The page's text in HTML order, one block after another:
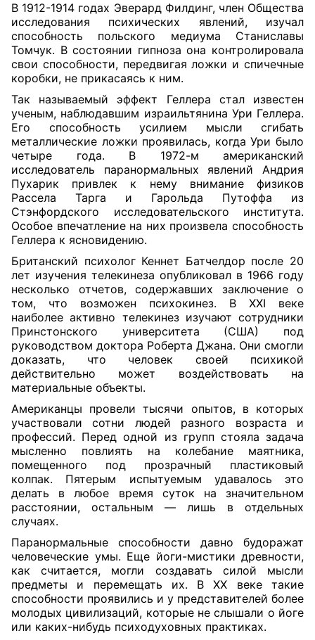
В 1912-1914 годах Эверард Филдинг, член Общества
исследования психических явлений, изучал
способность польского медиума Станиславы
Томчук. В состоянии гипноза она контролировала
свои способности, передвигая ложки и спичечные
коробки, не прикасаясь к ним.
Так называемый эффект Геллера стал известен
ученым, наблюдавшим израильтянина Ури Геллера.
Его способность усилием мысли сгибать
металлические ложки проявилась, когда Ури было
четыре года. В 1972-м американский
исследователь паранормальных явлений Андрия
Пухарик привлек к нему внимание физиков
Рассела Тарга и Гарольда Путоффа из
Стэнфордского исследовательского института.
Особое впечатление на них произвела способность
Геллера к ясновидению.
Британский психолог Кеннет Батчелдор после 20
лет изучения телекинеза опубликовал в 1966 году
несколько отчетов, содержавших заключение о
том, что возможен психокинез. В XXI веке
наиболее активно телекинез изучают сотрудники
Принстонского университета (США) под
руководством доктора Роберта Джана. Они смогли
доказать, что человек своей психикой
действительно может воздействовать на
материальные объекты.
Американцы провели тысячи опытов, в которых
участвовали сотни людей разного возраста и
профессий. Перед одной из групп стояла задача
мысленно повлиять на колебание маятника,
помещенного под прозрачный пластиковый
колпак. Пятерым испытуемым удавалось это
делать в любое время суток на значительном
расстоянии, остальным — лишь в отдельных
случаях.
Паранормальные способности давно будоражат
человеческие умы. Еще йоги-мистики древности,
как считается, могли создавать силой мысли
предметы и перемещать их. В ХХ веке такие
способности проявились и у представителей более
молодых цивилизаций, которые не слышали о йоге
или каких-нибудь психодуховных практиках.